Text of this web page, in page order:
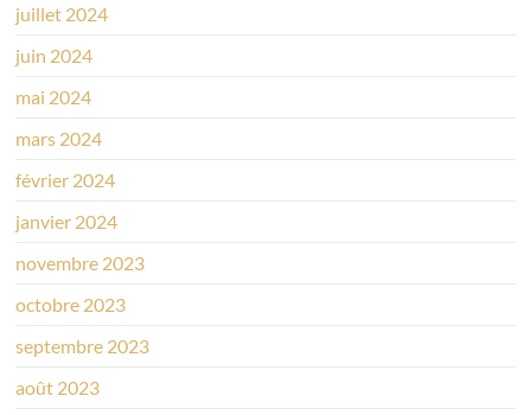
juillet 2024
juin 2024
mai 2024
mars 2024
février 2024
janvier 2024
novembre 2023
octobre 2023
septembre 2023
août 2023